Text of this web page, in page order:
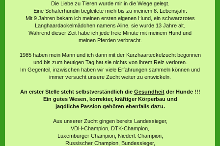
Die Liebe zu Tieren wurde mir in die Wiege gelegt.
Eine Schäferhündin begleitete mich bis zu meinem 8. Lebensjahr.
Mit 9 Jahren bekam ich meinen ersten eigenen Hund, ein schwarzrotes
Langhaardackelmädchen namens Aline, sie wurde 13 Jahre alt.
Während dieser Zeit habe ich jede freie Minute mit meinem Hund und
meinen Pferden verbracht.
1985 haben mein Mann und ich dann mit der Kurzhaarteckelzucht begonnen
und bis zum heutigen Tag hat sie nichts von ihrem Reiz verloren.
Im Gegenteil, inzwischen haben wir viele Erfahrungen sammeln können und
immer versucht unsere Zucht weiter zu entwickeln.
An erster Stelle steht selbstverständlich die Gesundheitder Hunde !!!
Ein gutes Wesen, korrekter, kräftiger Körperbau und
jagdliche Passion gehören ebenfalls dazu.
Aus unserer Zucht gingen bereits Landessieger,
VDH-Champion, DTK-Champion,
Luxemburger Champion, Niederl. Champion,
Russischer Champion, Bundessieger,